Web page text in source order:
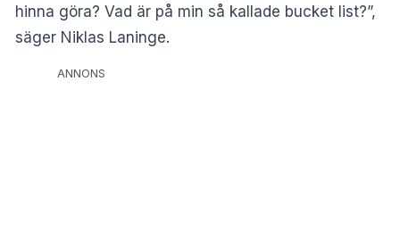
hinna göra? Vad är på min så kallade bucket list?”,
säger Niklas Laninge.
ANNONS